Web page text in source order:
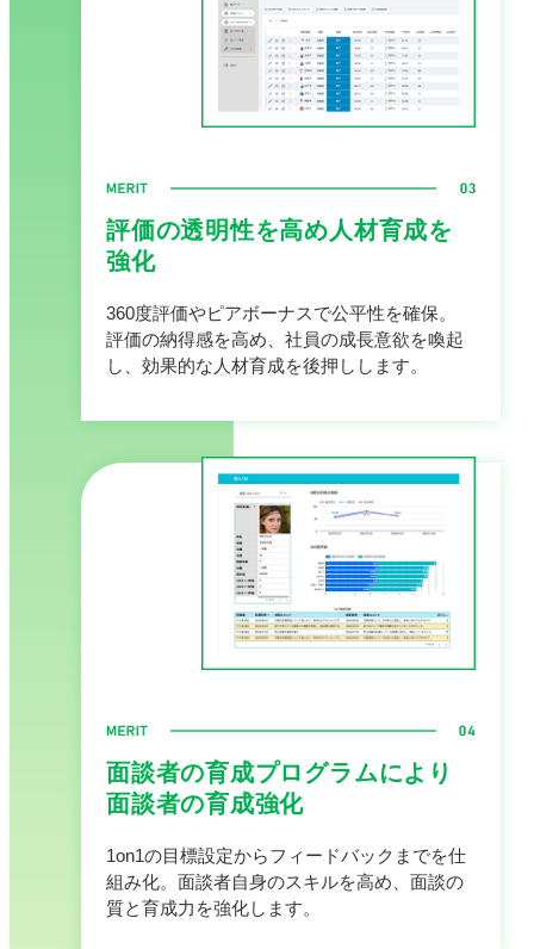
評価の透明性を高め人材育成を
強化
360度評価やピアボーナスで公平性を確保。
評価の納得感を高め、社員の成長意欲を喚起
し、効果的な人材育成を後押しします。
面談者の育成プログラムにより
面談者の育成強化
1on1の目標設定からフィードバックまでを仕
組み化。面談者自身のスキルを高め、面談の
質と育成力を強化します。